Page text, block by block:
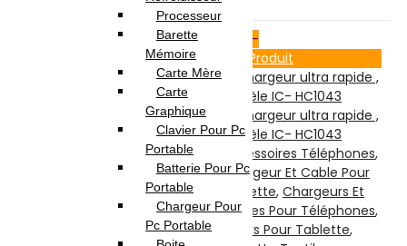
Accessoires Téléphones,
Divers Pour Tablette,
Divers Pour Téléphones,
Téléphonie & Tablette
Smartphone
% -
Voir Produit
Accessoires Téléphones,
Chargeur Et Cable Pour
Tablette, Chargeurs Et
Câbles Pour Téléphones,
Divers Pour Tablette,
Processeur
Barette
Mémoire
Carte Mère
Carte
Graphique
Clavier Pour Pc
Portable
Batterie Pour Pc
Portable
Chargeur Pour
Pc Portable